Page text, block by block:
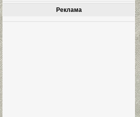
Реклама